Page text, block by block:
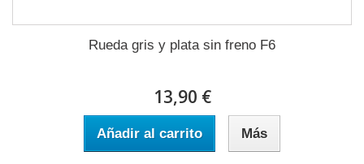
Rueda gris y plata sin freno F6
13,90 €
Añadir al carrito Más